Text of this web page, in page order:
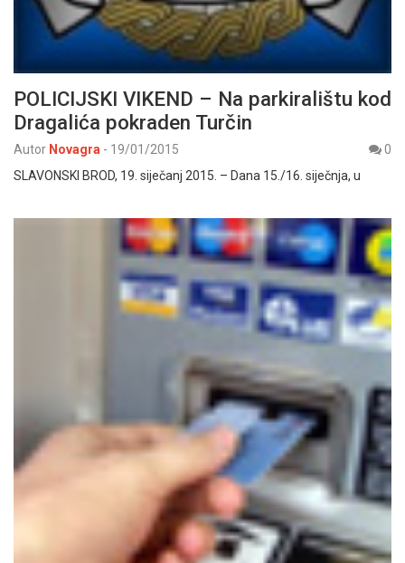
POLICIJSKI VIKEND – Na parkiralištu kod
Dragalića pokraden Turčin
Autor Novagra - 19/01/2015
0
SLAVONSKI BROD, 19. siječanj 2015. – Dana 15./16. siječnja, u